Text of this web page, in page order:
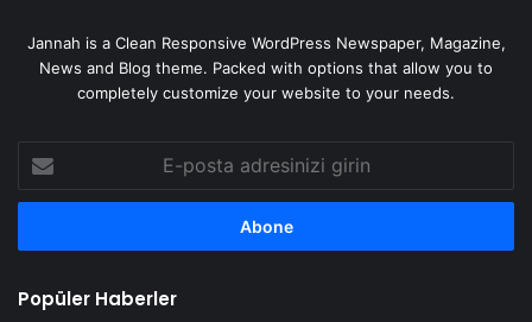
Jannah is a Clean Responsive WordPress Newspaper, Magazine,
News and Blog theme. Packed with options that allow you to
completely customize your website to your needs.
posta
adresinizi
Popüler Haberler